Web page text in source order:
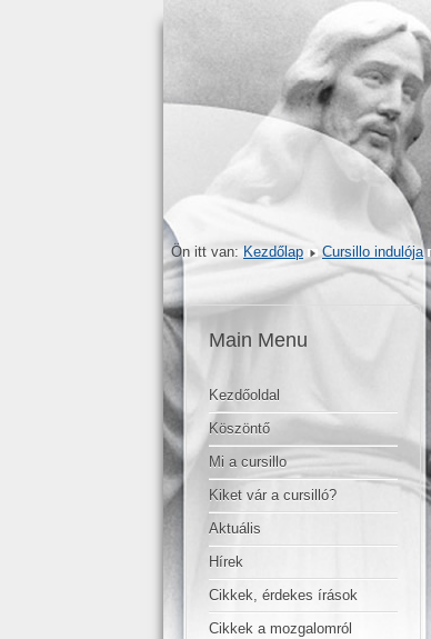
Ön itt van: Kezdőlap Cursillo indulója
Main Menu
Kezdőoldal
Köszöntő
Mi a cursillo
Kiket vár a cursilló?
Aktuális
Hírek
Cikkek, érdekes írások
Cikkek a mozgalomról